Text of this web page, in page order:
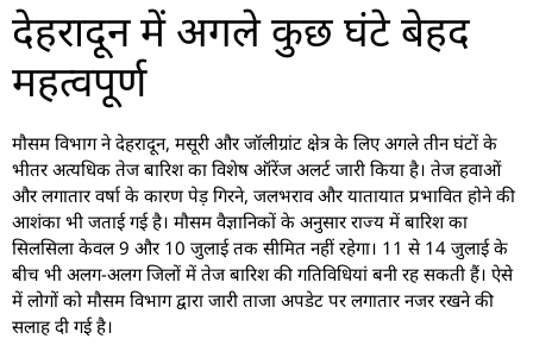
देहरादून में अगले कुछ घंटे बेहद
महत्वपूर्ण
मौसम विभाग ने देहरादून, मसूरी और जॉलीग्रांट क्षेत्र के लिए अगले तीन घंटों के
भीतर अत्यधिक तेज बारिश का विशेष ऑरेंज अलर्ट जारी किया है। तेज हवाओं
और लगातार वर्षा के कारण पेड़ गिरने, जलभराव और यातायात प्रभावित होने की
आशंका भी जताई गई है। मौसम वैज्ञानिकों के अनुसार राज्य में बारिश का
सिलसिला केवल 9 और 10 जुलाई तक सीमित नहीं रहेगा। 11 से 14 जुलाई के
बीच भी अलग-अलग जिलों में तेज बारिश की गतिविधियां बनी रह सकती हैं। ऐसे
में लोगों को मौसम विभाग द्वारा जारी ताजा अपडेट पर लगातार नजर रखने की
सलाह दी गई है।